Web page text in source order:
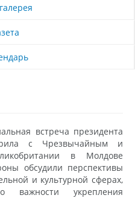
встреча президента
с Чрезвычайным и
в Молдове
обсудили перспективы
и культурной сферах,
важности укрепления